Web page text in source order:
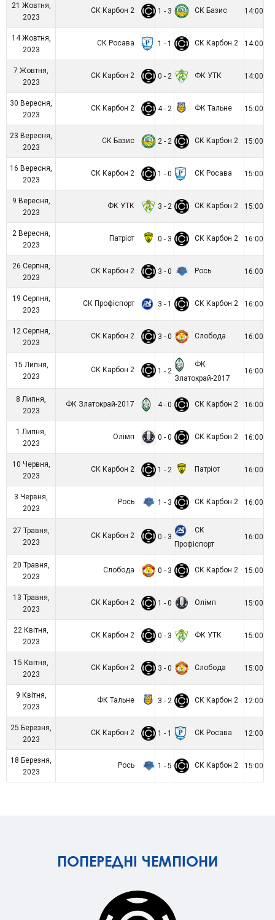
21 Жовтня,
2023
СК Карбон 2 1 - 3 СК Базис 14:00
14 Жовтня,
2023
СК Росава 1 - 1 СК Карбон 2 14:00
7 Жовтня,
2023
СК Карбон 2 0 - 2 ФК УТК 14:00
30 Вересня,
2023
СК Карбон 2 4 - 2 ФК Тальне 15:00
23 Вересня,
2023
СК Базис 2 - 2 СК Карбон 2 15:00
16 Вересня,
2023
СК Карбон 2 1 - 0 СК Росава 15:00
9 Вересня,
2023
ФК УТК 3 - 2 СК Карбон 2 15:00
2 Вересня,
2023
Патріот 0 - 3 СК Карбон 2 16:00
26 Серпня,
2023
СК Карбон 2 3 - 0 Рось 16:00
19 Серпня,
2023
СК Профіспорт 3 - 1 СК Карбон 2 16:00
12 Серпня,
2023
СК Карбон 2 3 - 0 Слобода 16:00
15 Липня,
2023
СК Карбон 2 1 - 2
ФК
Златокрай-2017
16:00
8 Липня,
2023
ФК Златокрай-2017 4 - 0 СК Карбон 2 16:00
1 Липня,
2023
Олімп 0 - 0 СК Карбон 2 16:00
10 Червня,
2023
СК Карбон 2 1 - 2 Патріот 16:00
3 Червня,
2023
Рось 1 - 3 СК Карбон 2 16:00
27 Травня,
2023
СК Карбон 2 0 - 3
СК
Профіспорт
16:00
20 Травня,
2023
Слобода 0 - 3 СК Карбон 2 15:00
13 Травня,
2023
СК Карбон 2 1 - 0 Олімп 15:00
22 Квітня,
2023
СК Карбон 2 0 - 3 ФК УТК 15:00
15 Квітня,
2023
СК Карбон 2 3 - 0 Слобода 15:00
9 Квітня,
2023
ФК Тальне 3 - 2 СК Карбон 2 12:00
25 Березня,
2023
СК Карбон 2 1 - 1 СК Росава 12:00
18 Березня,
2023
Рось 1 - 5 СК Карбон 2 15:00
ПОПЕРЕДНІ ЧЕМПІОНИ